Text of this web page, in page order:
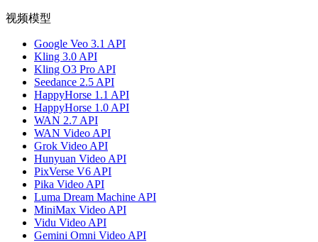
视频模型
Google Veo 3.1 API
Kling 3.0 API
Kling O3 Pro API
Seedance 2.5 API
HappyHorse 1.1 API
HappyHorse 1.0 API
WAN 2.7 API
WAN Video API
Grok Video API
Hunyuan Video API
PixVerse V6 API
Pika Video API
Luma Dream Machine API
MiniMax Video API
Vidu Video API
Gemini Omni Video API